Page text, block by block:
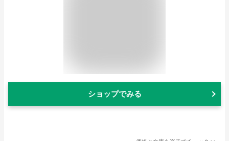
ショップでみる